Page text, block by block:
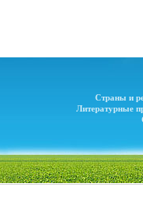
Страны и
Литературные